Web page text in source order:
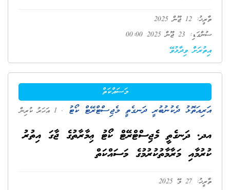
ތާރީޚު: 12 ޖޫން 2025
ސުންގަޑި: 23 ޖޫން 2025 00:00
އިތުރަށް ވިދާޅުވޭ
މަސައްކަތް
އަރިއަތޮޅު ދެކުނުބުރީ ދަނގެތީ މެޖިސްޓްރޭޓް ކޯޓު . 1 އަހަރު ކުރިން
އދ. ދަނގެތީ މެޖިސްޓްރޭޓް ކޯޓު ޢިމާރާތުގެ ޖާގަ އިތުރު
ކުރުމާއި މަރާމާތުކުރުމުގެ މަސައްކަތް
ތާރީޚު: 27 މޭ 2025